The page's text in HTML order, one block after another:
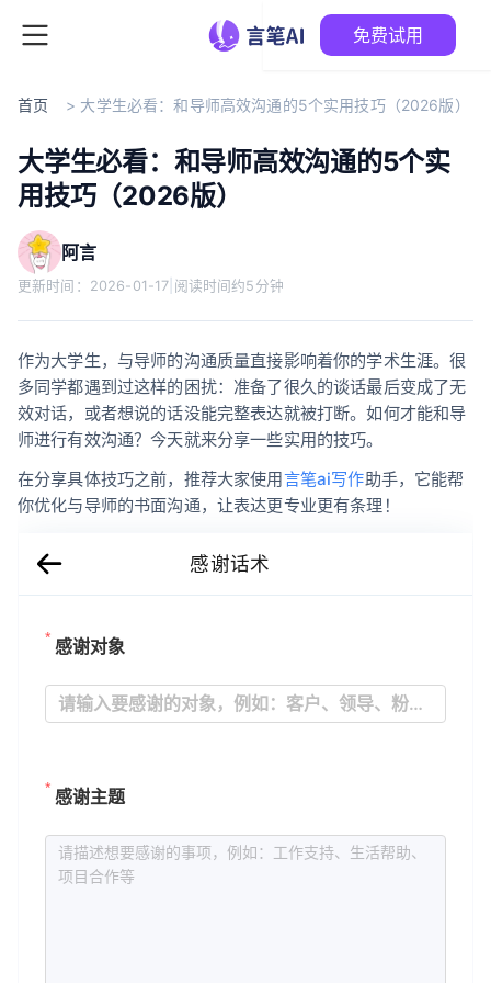
免费试用
首页 > 大学生必看：和导师高效沟通的5个实用技巧（2026版）
大学生必看：和导师高效沟通的5个实
用技巧（2026版）
阿言
更新时间： 2026-01-17 阅读时间约5分钟
作为大学生，与导师的沟通质量直接影响着你的学术生涯。很
多同学都遇到过这样的困扰：准备了很久的谈话最后变成了无
效对话，或者想说的话没能完整表达就被打断。如何才能和导
师进行有效沟通？今天就来分享一些实用的技巧。
在分享具体技巧之前，推荐大家使用言笔ai写作助手，它能帮
你优化与导师的书面沟通，让表达更专业更有条理！
感谢话术
感谢对象
感谢主题